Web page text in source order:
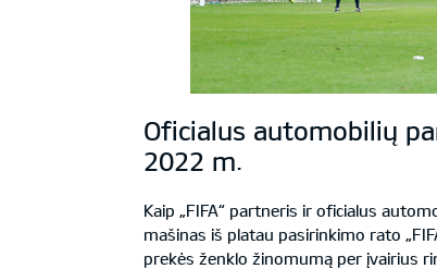
Oficialus automobilių
2022 m.
Kaip „FIFA“ partneris ir oficialus
mašinas iš platau pasirinkimo rato
prekės ženklo žinomumą per įvairius